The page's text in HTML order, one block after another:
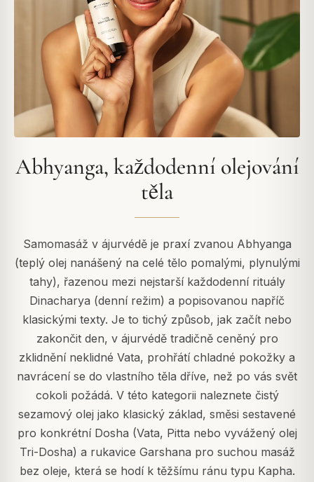
Abhyanga, každodenní olejování
těla
Samomasáž v ájurvédě je praxí zvanou Abhyanga
(teplý olej nanášený na celé tělo pomalými, plynulými
tahy), řazenou mezi nejstarší každodenní rituály
Dinacharya (denní režim) a popisovanou napříč
klasickými texty. Je to tichý způsob, jak začít nebo
zakončit den, v ájurvédě tradičně ceněný pro
zklidnění neklidné Vata, prohřátí chladné pokožky a
navrácení se do vlastního těla dříve, než po vás svět
cokoli požádá. V této kategorii naleznete čistý
sezamový olej jako klasický základ, směsi sestavené
pro konkrétní Dosha (Vata, Pitta nebo vyvážený olej
Tri-Dosha) a rukavice Garshana pro suchou masáž
bez oleje, která se hodí k těžšímu ránu typu Kapha.